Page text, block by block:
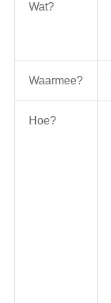
Wat?
Waarmee?
Hoe?